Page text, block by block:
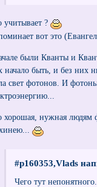
учитывает ?
вот это
были Кванты и
начало быть, и без них
свет фотонов. И
хорошая, нужная людям
#p160353,Vlads
Чего тут